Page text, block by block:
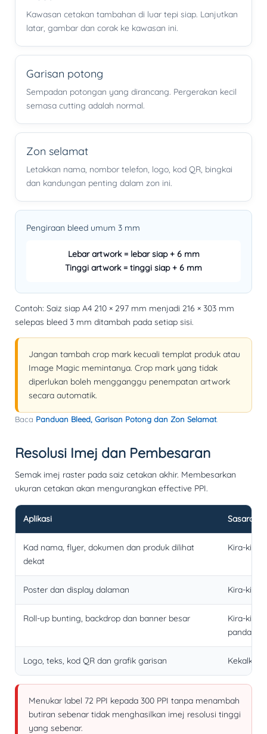
Kawasan cetakan tambahan di luar tepi siap. Lanjutkan
latar, gambar dan corak ke kawasan ini.
Garisan potong
Sempadan potongan yang dirancang. Pergerakan kecil
semasa cutting adalah normal.
Zon selamat
Letakkan nama, nombor telefon, logo, kod QR, bingkai
dan kandungan penting dalam zon ini.
Pengiraan bleed umum 3 mm
Lebar artwork = lebar siap + 6 mm
Tinggi artwork = tinggi siap + 6 mm
Contoh: Saiz siap A4 210 × 297 mm menjadi 216 × 303 mm
selepas bleed 3 mm ditambah pada setiap sisi.
Jangan tambah crop mark kecuali templat produk atau
Image Magic memintanya. Crop mark yang tidak
diperlukan boleh mengganggu penempatan artwork
secara automatik.
Baca Panduan Bleed, Garisan Potong dan Zon Selamat.
Resolusi Imej dan Pembesaran
Semak imej raster pada saiz cetakan akhir. Membesarkan
ukuran cetakan akan mengurangkan effective PPI.
Aplikasi Sasaran
Kad nama, flyer, dokumen dan produk dilihat
dekat
Kira-kira
Poster dan display dalaman Kira-kira
Roll-up bunting, backdrop dan banner besar
Kira-kira
Logo, teks, kod QR dan grafik garisan Kekalkan
Menukar label 72 PPI kepada 300 PPI tanpa menambah
butiran sebenar tidak menghasilkan imej resolusi tinggi
yang sebenar.